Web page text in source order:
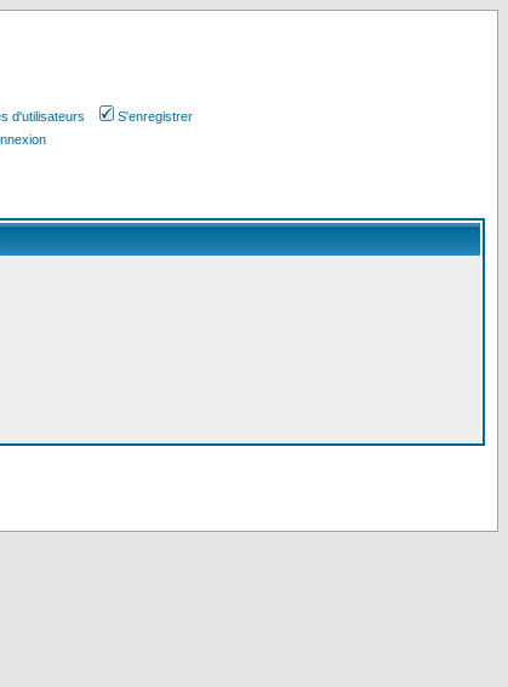
d'utilisateurs
S'enregistrer